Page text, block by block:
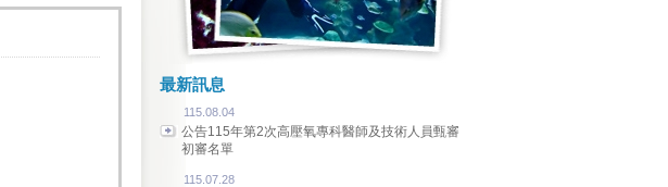
最新訊息
115.08.04
公告115年第2次高壓氧專科醫師及技術人員甄審
初審名單
115.07.28